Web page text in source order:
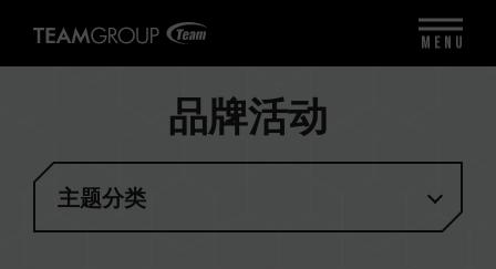
品牌活动
主题分类
MENU